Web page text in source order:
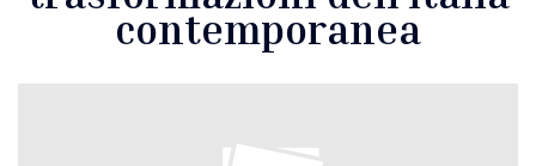
contemporanea